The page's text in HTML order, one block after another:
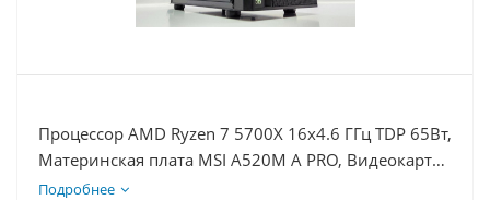
Процессор AMD Ryzen 7 5700X 16x4.6 ГГц TDP 65Вт,
Материнская плата MSI A520M A PRO, Видеокарта
RX 7900XT 20Гб, Память DDR4 16Gb, Диски
Подробнее